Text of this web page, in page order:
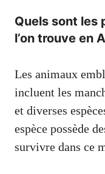
Quels sont les
l’on trouve en
Les animaux
incluent les
et diverses
espèce possède
survivre dans ce